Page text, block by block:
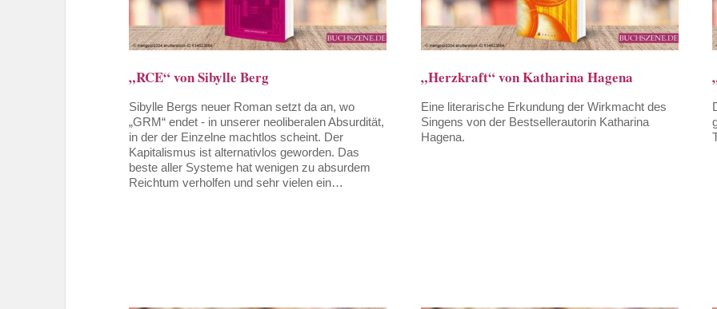
„RCE“ von Sibylle Berg
Sibylle Bergs neuer Roman setzt da an, wo
„GRM“ endet - in unserer neoliberalen Absurdität,
in der der Einzelne machtlos scheint. Der
Kapitalismus ist alternativlos geworden. Das
beste aller Systeme hat wenigen zu absurdem
Reichtum verholfen und sehr vielen ein…
„Herzkraft“ von Katharina Hagena
Eine literarische Erkundung der Wirkmacht des
Singens von der Bestsellerautorin Katharina
Hagena.